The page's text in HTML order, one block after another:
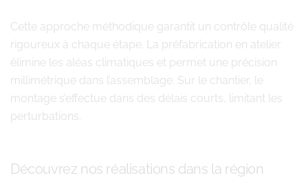
Cette approche méthodique garantit un contrôle qualité
rigoureux à chaque étape. La préfabrication en atelier
élimine les aléas climatiques et permet une précision
millimétrique dans l’assemblage. Sur le chantier, le
montage s’effectue dans des délais courts, limitant les
perturbations.
Découvrez nos réalisations dans la région